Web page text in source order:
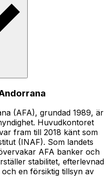
(AFA), grundad 1989, är
Huvudkontoret
fram till 2018 känt som
(INAF). Som landets
AFA banker och
stabilitet, efterlevnad
en försiktig tillsyn av